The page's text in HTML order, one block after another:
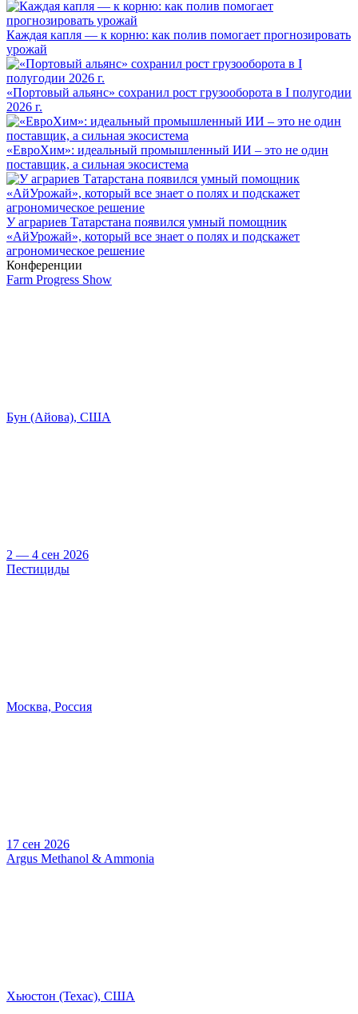
Каждая капля — к корню: как полив помогает прогнозировать
урожай
«Портовый альянс» сохранил рост грузооборота в I полугодии
2026 г.
«ЕвроХим»: идеальный промышленный ИИ – это не один
поставщик, а сильная экосистема
У аграриев Татарстана появился умный помощник
«АйУрожай», который все знает о полях и подскажет
агрономическое решение
Конференции
Farm Progress Show
Бун (Айова), США
2 — 4 сен 2026
Пестициды
Москва, Россия
17 сен 2026
Argus Methanol & Ammonia
Хьюстон (Техас), США